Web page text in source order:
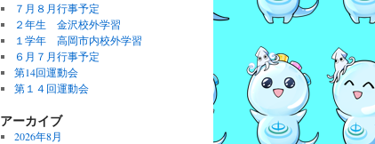
７月８月行事予定
２年生 金沢校外学習
１学年 高岡市内校外学習
６月７月行事予定
第14回運動会
第１４回運動会
アーカイブ
2026年8月